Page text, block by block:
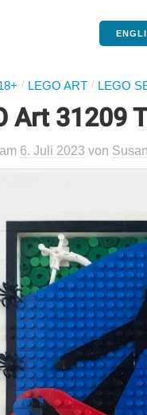
/ LEGO ART / LEGO
Art 31209
am 6. Juli 2023 von